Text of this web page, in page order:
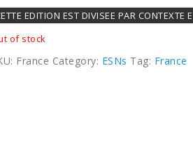
EDITION EST DIVISEE PAR
of stock
France Category: ESNs Tag: France